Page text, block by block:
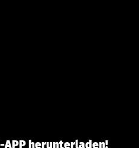
APP herunterladen!